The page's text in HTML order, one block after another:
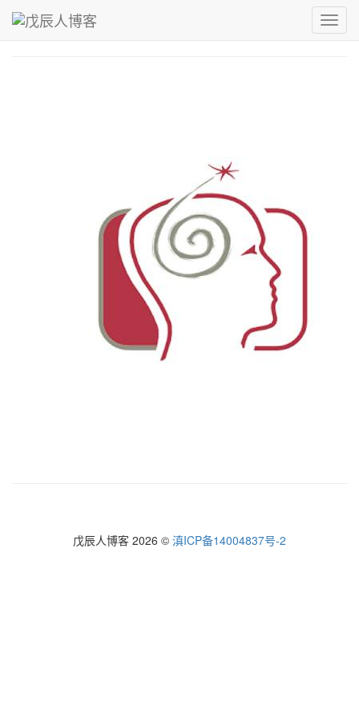
青，取之于蓝而青于蓝；冰，水为之而寒于水。
戊辰人博客 ›
戊辰人博客 2026 © 滇ICP备14004837号-2